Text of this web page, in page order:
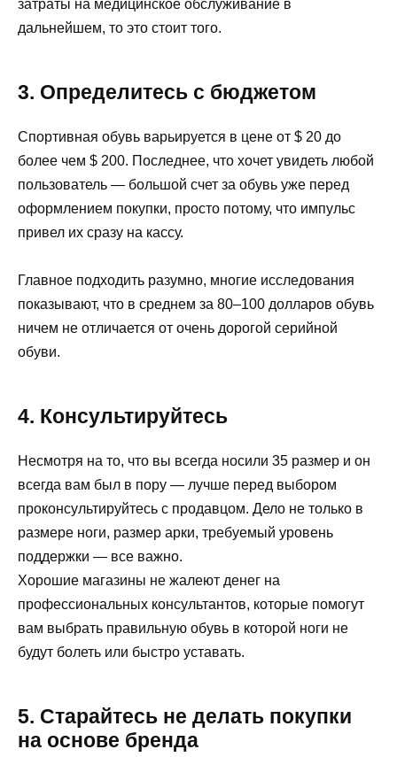
затраты на медицинское обслуживание в
дальнейшем, то это стоит того.
3. Определитесь с бюджетом
Спортивная обувь варьируется в цене от $ 20 до
более чем $ 200. Последнее, что хочет увидеть любой
пользователь — большой счет за обувь уже перед
оформлением покупки, просто потому, что импульс
привел их сразу на кассу.
Главное подходить разумно, многие исследования
показывают, что в среднем за 80–100 долларов обувь
ничем не отличается от очень дорогой серийной
обуви.
4. Консультируйтесь
Несмотря на то, что вы всегда носили 35 размер и он
всегда вам был в пору — лучше перед выбором
проконсультируйтесь с продавцом. Дело не только в
размере ноги, размер арки, требуемый уровень
поддержки — все важно.
Хорошие магазины не жалеют денег на
профессиональных консультантов, которые помогут
вам выбрать правильную обувь в которой ноги не
будут болеть или быстро уставать.
5. Старайтесь не делать покупки
на основе бренда